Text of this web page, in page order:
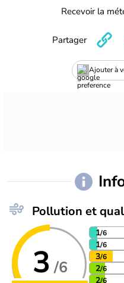
Recevoir la
Ajouter à
Partager
Pollution et
3 /6
1/6
1/6
3/6
2/6
2/6